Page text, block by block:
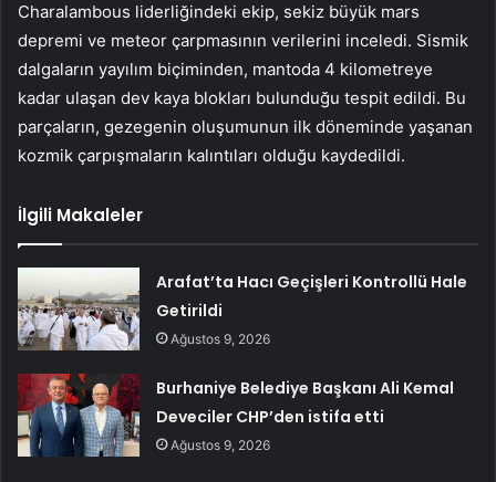
Charalambous liderliğindeki ekip, sekiz büyük mars
depremi ve meteor çarpmasının verilerini inceledi. Sismik
dalgaların yayılım biçiminden, mantoda 4 kilometreye
kadar ulaşan dev kaya blokları bulunduğu tespit edildi. Bu
parçaların, gezegenin oluşumunun ilk döneminde yaşanan
kozmik çarpışmaların kalıntıları olduğu kaydedildi.
İlgili Makaleler
Arafat’ta Hacı Geçişleri Kontrollü Hale
Getirildi
Ağustos 9, 2026
Burhaniye Belediye Başkanı Ali Kemal
Deveciler CHP’den istifa etti
Ağustos 9, 2026